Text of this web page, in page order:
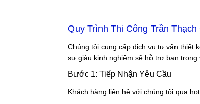
Quy Trình Thi Công Trần
Chúng tôi cung cấp dịch vụ tư vấn thiết
sư giàu kinh nghiệm sẽ hỗ trợ bạn
Bước 1: Tiếp Nhận Yêu Cầu
Khách hàng liên hệ với chúng tôi qua